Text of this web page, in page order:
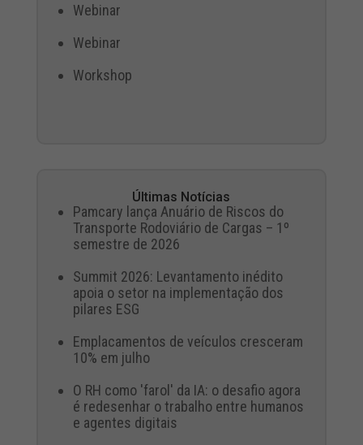
Webinar
Webinar
Workshop
Últimas Notícias
Pamcary lança Anuário de Riscos do
Transporte Rodoviário de Cargas – 1º
semestre de 2026
Summit 2026: Levantamento inédito
apoia o setor na implementação dos
pilares ESG
Emplacamentos de veículos cresceram
10% em julho
O RH como 'farol' da IA: o desafio agora
é redesenhar o trabalho entre humanos
e agentes digitais